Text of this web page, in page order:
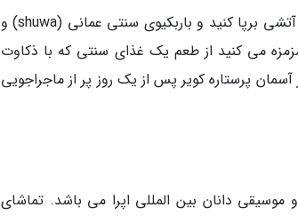
به کویر رفته و هنگامی که نسیم ملایمِ آنجا اشتهای شما را باز می نماید، آتشی برپا کنید و باربکیوی سنتی عمانی (shuwa) و
می کنید از طعم یک غذای سنتی که با ذکاوت
پرستاره کویر پس از یک روز پر از ماجراجویی
دانان بین المللی اپرا می باشد. تماشای